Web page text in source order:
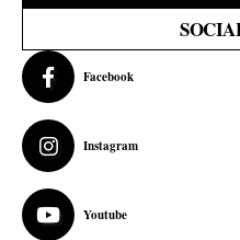
Facebook
Instagram
Youtube